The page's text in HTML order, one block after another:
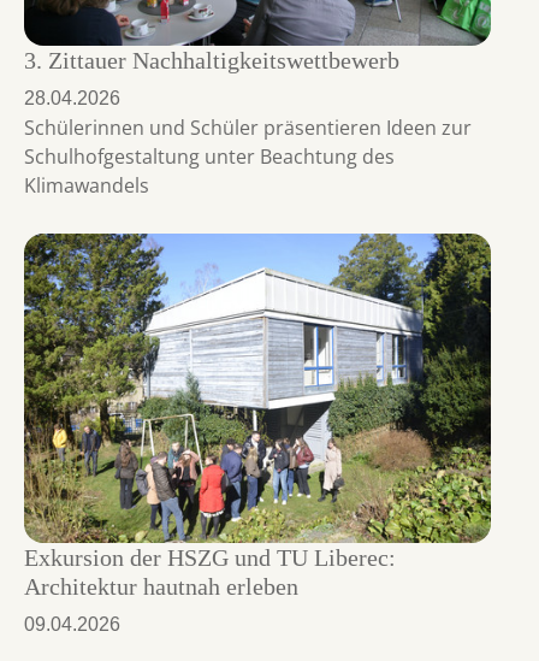
3. Zittauer Nachhaltigkeitswettbewerb
28.04.2026
Schülerinnen und Schüler präsentieren Ideen zur
Schulhofgestaltung unter Beachtung des
Klimawandels
Exkursion der HSZG und TU Liberec:
Architektur hautnah erleben
09.04.2026